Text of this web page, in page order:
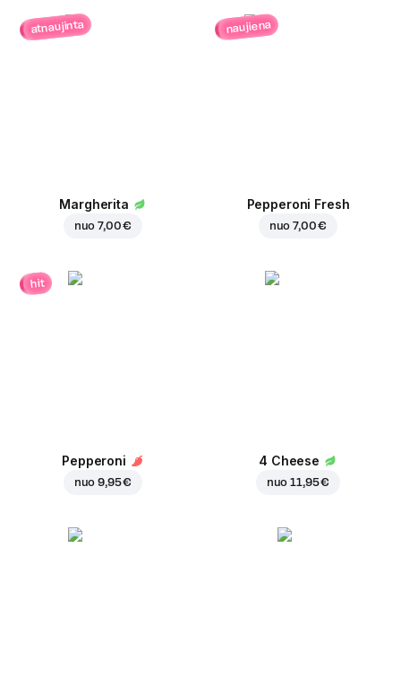
atnaujinta
Margherita
nuo7,00 €
naujiena
Pepperoni Fresh
nuo7,00 €
hit
Pepperoni
nuo9,95 €
4 Cheese
nuo11,95 €